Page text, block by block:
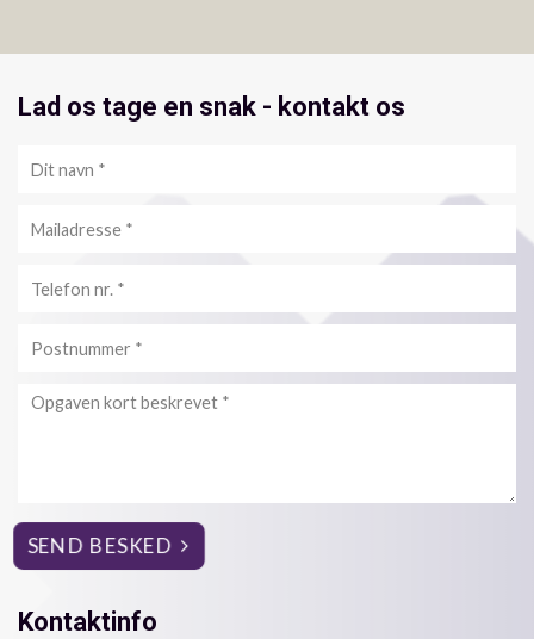
Kontaktinfo
Lad os tage en snak - kontakt os
Personlig
info